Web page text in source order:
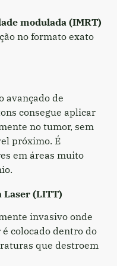
modulada (IMRT)
no formato exato
avançado de
consegue aplicar
no tumor, sem
próximo. É
em áreas muito
(LITT)
invasivo onde
colocado dentro do
que destroem